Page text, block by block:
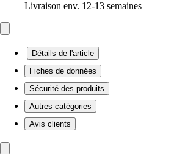
Livraison env. 12-13 semaines
Détails de l'article
Fiches de données
Sécurité des produits
Autres catégories
Avis clients